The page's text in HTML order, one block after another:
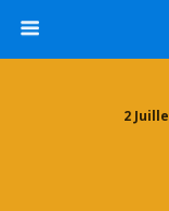
2